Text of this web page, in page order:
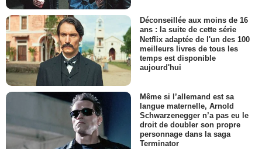
Déconseillée aux moins de 16
ans : la suite de cette série
Netflix adaptée de l'un des 100
meilleurs livres de tous les
temps est disponible
aujourd'hui
Même si l’allemand est sa
langue maternelle, Arnold
Schwarzenegger n’a pas eu le
droit de doubler son propre
personnage dans la saga
Terminator